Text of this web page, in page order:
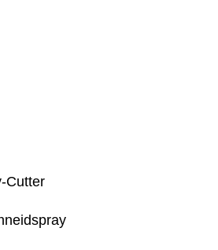
Cutter